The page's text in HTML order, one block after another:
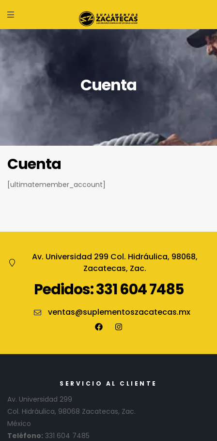
Cuenta
Cuenta
[ultimatemember_account]
Av. Universidad 299 Col. Hidráulica, 98068,
Zacatecas, Zac.
Pedidos: 331 604 7485
ventas@suplementoszacatecas.mx
SERVICIO AL CLIENTE
Av. Universidad 299
Col. Hidráulica, 98068 Zacatecas, Zac.
México
Teléfono: 331 604 7485